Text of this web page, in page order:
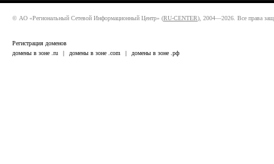
© АО «Региональный Сетевой Информационный Центр» (RU-CENTER), 2004—2026. Все права
Регистрация доменов
домены в зоне .ru
| домены в зоне .com | домены в зоне .рф